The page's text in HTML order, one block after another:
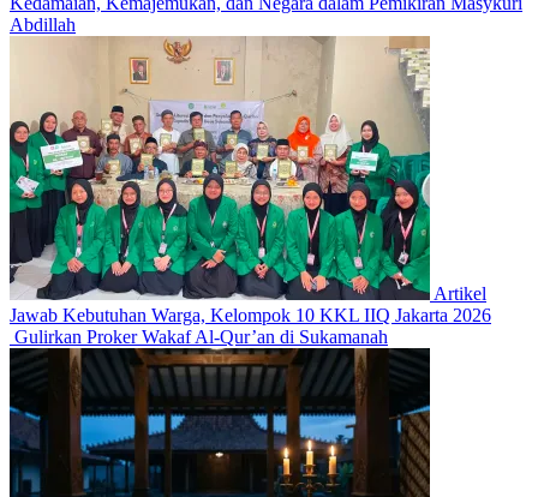
Abdillah
Artikel
Jawab Kebutuhan Warga, Kelompok 10 KKL IIQ Jakarta 2026
Gulirkan Proker Wakaf Al-Qur’an di Sukamanah